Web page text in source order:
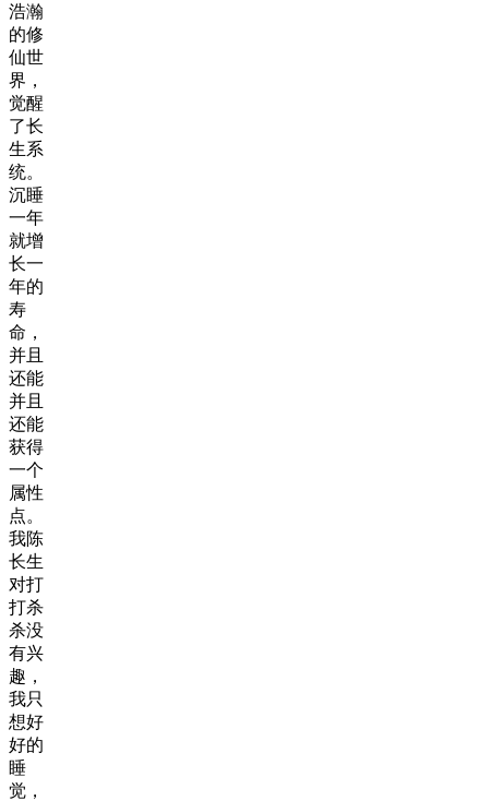
浩瀚
的修
仙世
界，
觉醒
了长
生系
统。
沉睡
一年
就增
长一
年的
寿
命，
并且
还能
并且
还能
获得
一个
属性
点。
我陈
长生
对打
打杀
杀没
有兴
趣，
我只
想好
好的
睡
觉，